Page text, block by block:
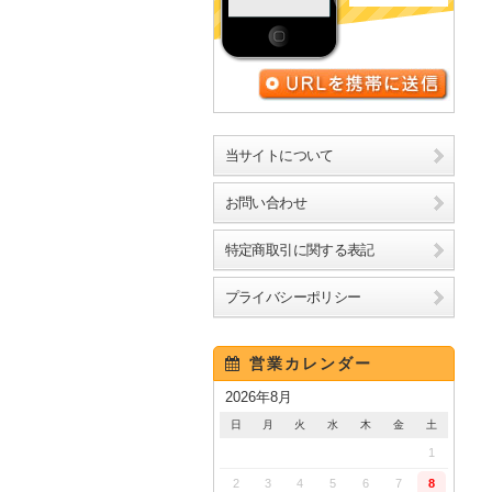
URLを携帯に送信
当サイトについて
お問い合わせ
特定商取引に関する表記
プライバシーポリシー